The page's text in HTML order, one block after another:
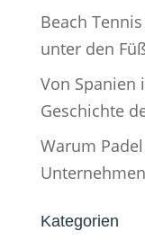
Beach
unter den
Von Spanien
Geschichte
Warum
Kategorien